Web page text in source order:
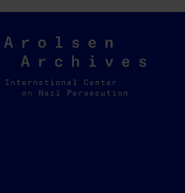
Arolsen
Archives